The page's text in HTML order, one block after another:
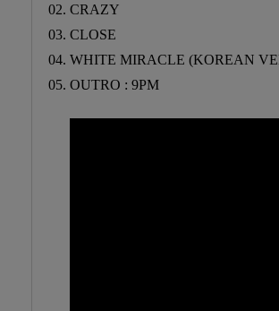
02. CRAZY
03. CLOSE
04. WHITE MIRACLE (KOREAN
05. OUTRO : 9PM